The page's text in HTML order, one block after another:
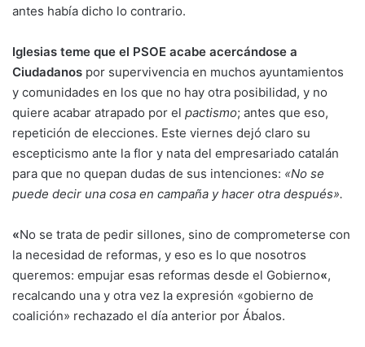
antes había dicho lo contrario.
Iglesias teme que el PSOE acabe acercándose a
Ciudadanos por supervivencia en muchos ayuntamientos
y comunidades en los que no hay otra posibilidad, y no
quiere acabar atrapado por el pactismo; antes que eso,
repetición de elecciones. Este viernes dejó claro su
escepticismo ante la flor y nata del empresariado catalán
para que no quepan dudas de sus intenciones: «No se
puede decir una cosa en campaña y hacer otra después».
«No se trata de pedir sillones, sino de comprometerse con
la necesidad de reformas, y eso es lo que nosotros
queremos: empujar esas reformas desde el Gobierno«,
recalcando una y otra vez la expresión «gobierno de
coalición» rechazado el día anterior por Ábalos.